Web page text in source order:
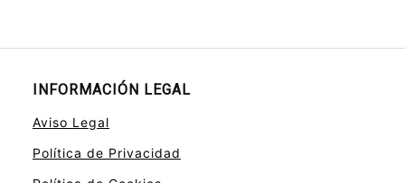
INFORMACIÓN LEGAL
Aviso Legal
Política de Privacidad